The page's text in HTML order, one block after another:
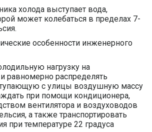
холода выступает вода,
может колебаться в пределах 7-
особенности инженерного
нагрузку на
равномерно распределять
с улицы воздушную массу
при помощи кондиционера,
вентилятора и воздуховодов
а также транспортировать
при температуре 22 градуса